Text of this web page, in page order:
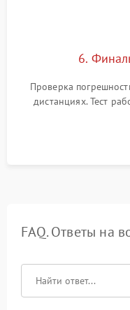
6.
Проверка
дистанциях. Тест
термограмм в память
автономности
FAQ. Ответы на